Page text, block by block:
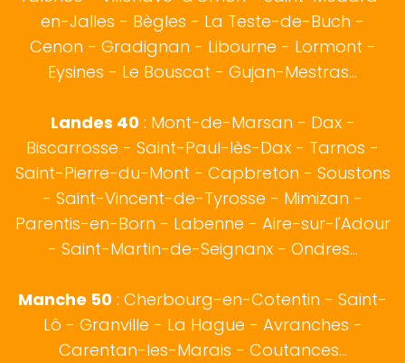
en-Jalles - Bègles - La Teste-de-Buch -
Cenon - Gradignan - Libourne - Lormont -
Eysines - Le Bouscat - Gujan-Mestras...
Landes 40: Mont-de-Marsan - Dax-
Biscarrosse - Saint-Paul-lès-Dax - Tarnos -
Saint-Pierre-du-Mont - Capbreton - Soustons
- Saint-Vincent-de-Tyrosse - Mimizan -
Parentis-en-Born - Labenne - Aire-sur-l'Adour
- Saint-Martin-de-Seignanx - Ondres...
Manche 50 : Cherbourg-en-Cotentin - Saint-
Lô - Granville - La Hague - Avranches -
Carentan-les-Marais - Coutances...